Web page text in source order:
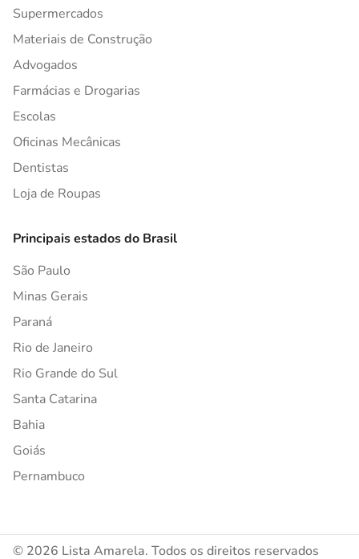
Supermercados
Materiais de Construção
Advogados
Farmácias e Drogarias
Escolas
Oficinas Mecânicas
Dentistas
Loja de Roupas
Principais estados do Brasil
São Paulo
Minas Gerais
Paraná
Rio de Janeiro
Rio Grande do Sul
Santa Catarina
Bahia
Goiás
Pernambuco
© 2026 Lista Amarela. Todos os direitos reservados